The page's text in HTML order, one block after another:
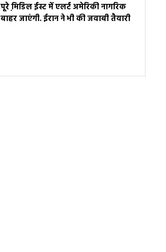
पूरे मि़डिल ईस्ट में एलर्ट अमेरिकी नागरिक
बाहर जाएंगी. ईरान ने भी की जवाबी तैयारी